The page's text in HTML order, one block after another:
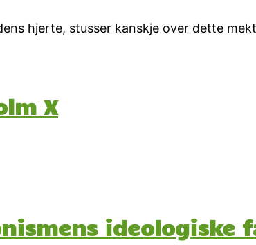
hjerte, stusser kanskje over dette
X
ideologiske